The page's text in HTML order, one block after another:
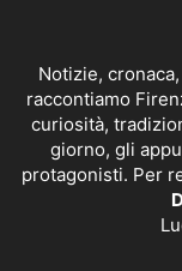
Notizie,
raccontiamo
curiosità,
giorno, gli
protagonisti. Per